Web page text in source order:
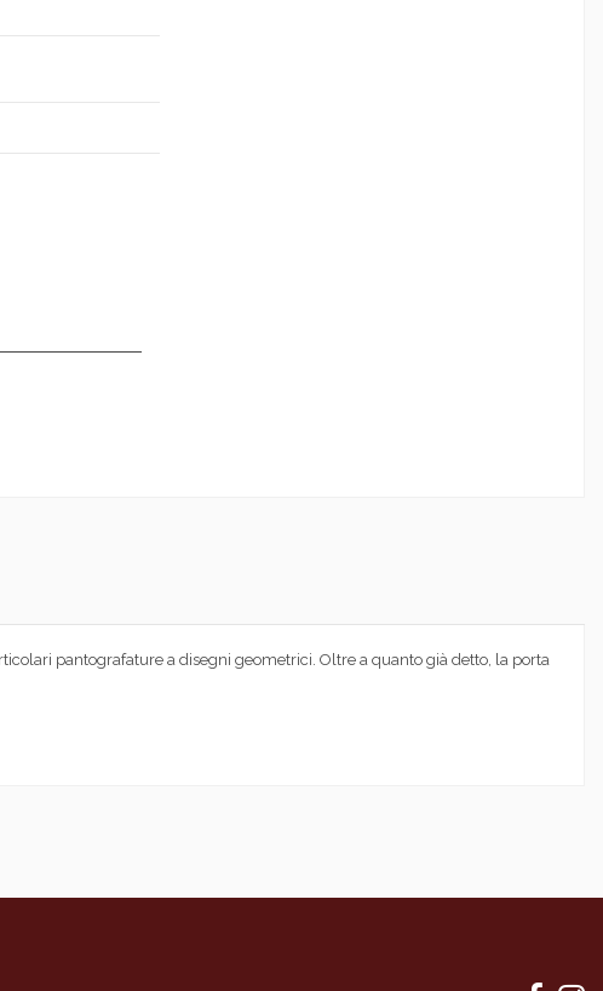
pantografature a disegni geometrici. Oltre a quanto già detto, la porta
esterne in MDF cieche lisce spess 6mm
poliuretaniche e ureiche E1 a basso contenuto di formaldeide (norma UNI